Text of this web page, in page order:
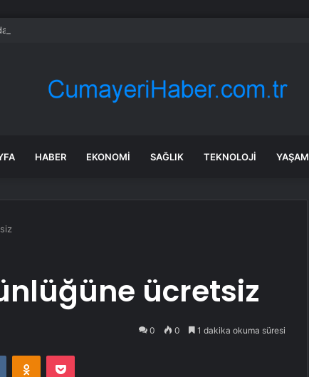
soruşturma başlatılan Ertuğrul Özkök yurt dışından dönüyor
HABER EKONOMI SAĞLIK TEKNOLOJI YAŞAM
ücretsiz
0 0 1 dakika okuma süresi
VKontakteOdnoklassniki
Pocket